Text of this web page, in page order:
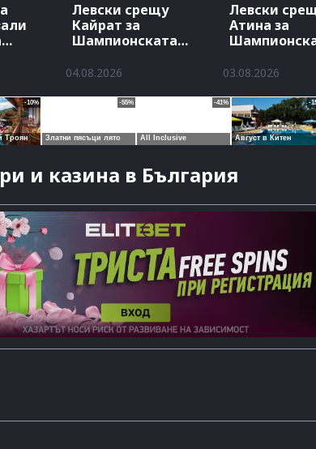
Левски срещу
Кайрат за
Шампионската
04.08.2026
Левски
Атина за
03.08.2026
и казина в България